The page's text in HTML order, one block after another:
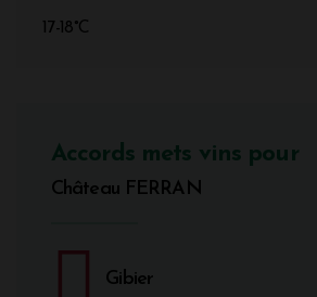
17-18°C
Accords mets vins pour
Château FERRAN
Gibier